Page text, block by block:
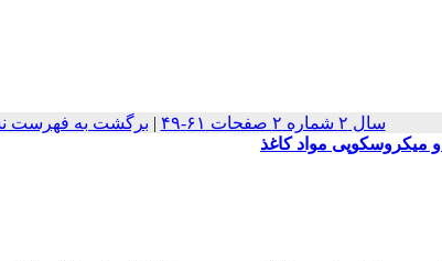
سال ۲ شماره ۲ صفحات ۶۱-۴۹ | برگشت به فهرست
میکروسکوپی مواد کاغذ